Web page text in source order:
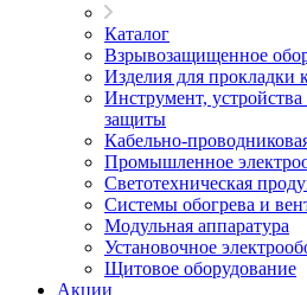
Каталог
Взрывозащищенное
Изделия для прокладки
Инструмент,
защиты
Кабельно-
Промышленное
Светотехническая
Системы обогрева и
Модульная аппаратура
Установочное
Щитовое оборудование
Акции